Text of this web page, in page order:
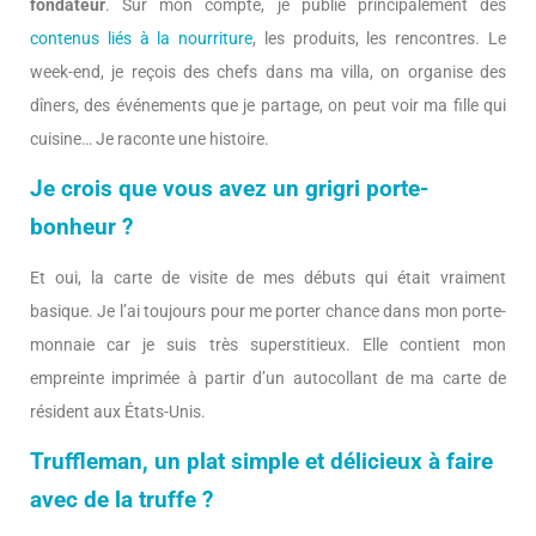
fondateur. Sur mon compte, je publie principalement des
contenus liés à la nourriture, les produits, les rencontres. Le
week-end, je reçois des chefs dans ma villa, on organise des
dîners, des événements que je partage, on peut voir ma fille qui
cuisine… Je raconte une histoire.
Je crois que vous avez un grigri porte-
bonheur ?
Et oui, la carte de visite de mes débuts qui était vraiment
basique. Je l’ai toujours pour me porter chance dans mon porte-
monnaie car je suis très superstitieux. Elle contient mon
empreinte imprimée à partir d’un autocollant de ma carte de
résident aux États-Unis.
Truffleman, un plat simple et délicieux à faire
avec de la truffe ?